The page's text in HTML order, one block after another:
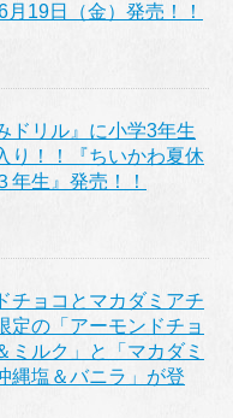
19日（金）発売！！
ドリル』に小学3年生
り！！『ちいかわ夏休
生』発売！！
チョコとマカダミアチ
定の「アーモンドチョ
ミルク」と「マカダミ
縄塩＆バニラ」が登